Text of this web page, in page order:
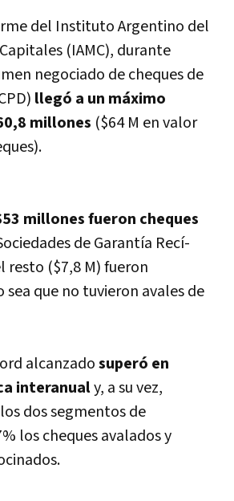
del Instituto Argentino del
(IAMC), durante
negociado de cheques de
llegó a un máximo
millones ($64 M en valor
millones fueron cheques
de Garantí­a Recí­
resto ($7,8 M) fueron
sea que no tuvieron avales de
alcanzadosuperó en
interanualy, a su vez,
dos segmentos de
los cheques avalados y